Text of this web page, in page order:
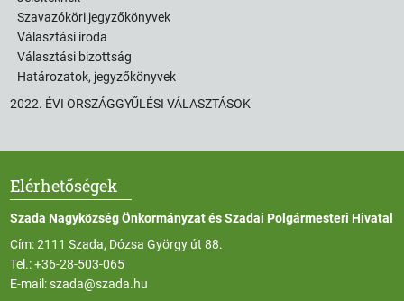
Szavazóköri jegyzőkönyvek
Választási iroda
Választási bizottság
Határozatok, jegyzőkönyvek
2022. ÉVI ORSZÁGGYŰLÉSI VÁLASZTÁSOK
Elérhetőségek
Szada Nagyközség Önkormányzat és Szadai Polgármesteri Hivatal
Cím: 2111 Szada, Dózsa György út 88.
Tel.:+36-28-503-065
E-mail:szada@szada.hu